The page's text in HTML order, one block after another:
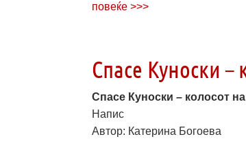
повеќе >>>
Спасе Куноски
Спасе Куноски – колосот
Напис
Автор: Катерина Богоева